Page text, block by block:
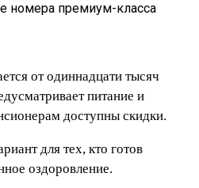
номера премиум-класса
от одиннадцати тысяч
питание и
доступны скидки.
для тех, кто готов
оздоровление.